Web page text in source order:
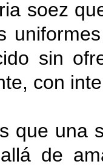
soez
sin
con
que una
de